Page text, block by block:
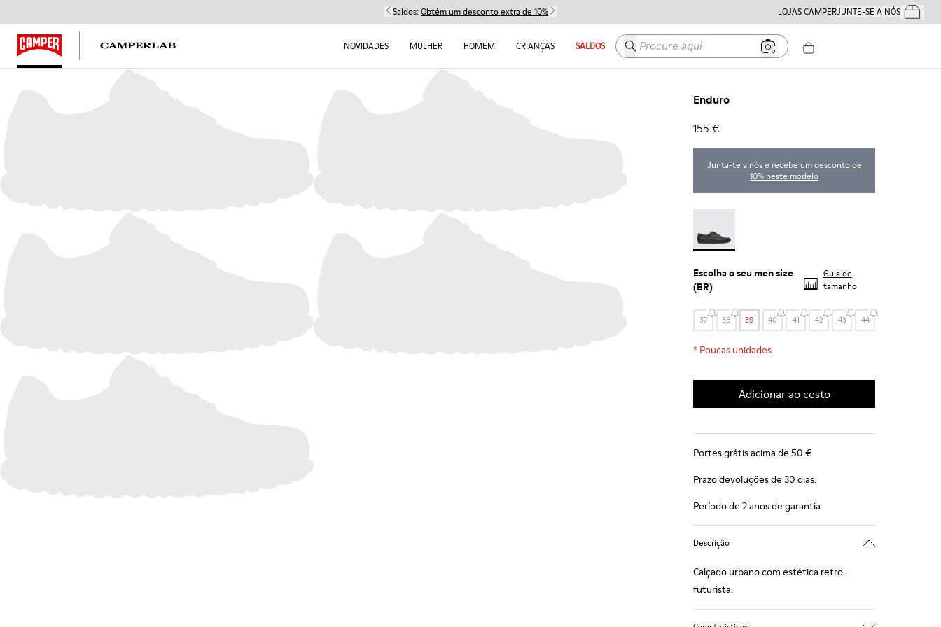
Saldos: Obtém um desconto extra de 10% LOJAS CAMPERJUNTE-SE A NÓSOs Teus
NOVIDADES MULHER HOMEM CRIANÇAS SALDOS Procure aqui
Enduro
155 €
Junta-te a nós e recebe um desconto de
10% neste modelo
Escolha o seumen size
(BR)
Guia de
tamanho
37 38 39 40 41 42 43 44
* Poucas unidades
Adicionar ao cesto
Portes grátis acima de 50 €
Prazo devoluções de 30 dias.
Período de 2 anos de garantia.
Descrição
Calçado urbano com estética retro-
futurista.